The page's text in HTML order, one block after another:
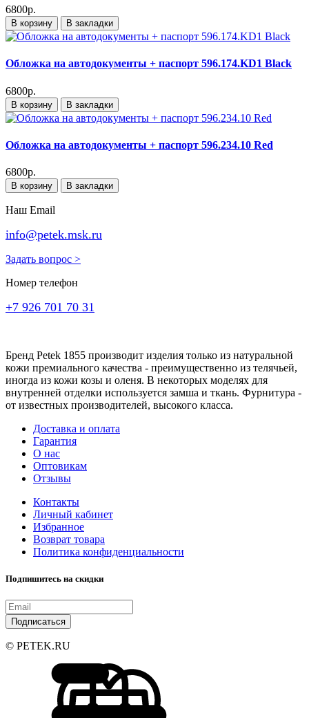
6800р.
В корзину В закладки
Обложка на автодокументы + паспорт 596.174.KD1 Black
6800р.
В корзину В закладки
Обложка на автодокументы + паспорт 596.234.10 Red
6800р.
В корзину В закладки
Наш Email
info@petek.msk.ru
Задать вопрос >
Номер телефон
+7 926 701 70 31
Бренд Petek 1855 производит изделия только из натуральной
кожи премиального качества - преимущественно из телячьей,
иногда из кожи козы и оленя. В некоторых моделях для
внутренней отделки используется замша и ткань. Фурнитура -
от известных производителей, высокого класса.
Доставка и оплата
Гарантия
О нас
Оптовикам
Отзывы
Контакты
Личный кабинет
Избранное
Возврат товара
Политика конфиденциальности
Подпишитесь на скидки
Подписаться
© PETEK.RU